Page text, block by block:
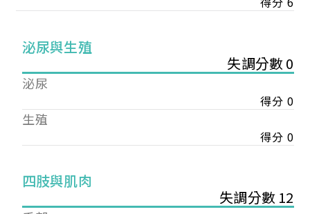
泌尿與生殖
失調分數 0
泌尿
得分 0
生殖
得分 0
四肢與肌肉
失調分數 12
您已成功送出會員申請
您好，您的會員申請，已成功送出，經本協會理事